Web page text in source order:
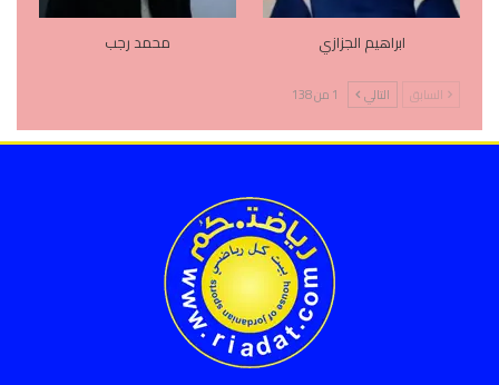
ابراهيم الجزازي محمد رجب
السابق التالي 1 من 138